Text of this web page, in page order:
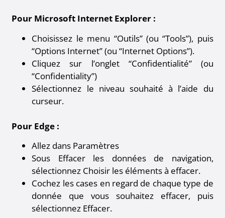
Pour Microsoft Internet Explorer :
Choisissez le menu “Outils” (ou “Tools”), puis
“Options Internet” (ou “Internet Options”).
Cliquez sur l’onglet “Confidentialité” (ou
“Confidentiality”)
Sélectionnez le niveau souhaité à l’aide du
curseur.
Pour Edge :
Allez dans Paramètres
Sous Effacer les données de navigation,
sélectionnez Choisir les éléments à effacer.
Cochez les cases en regard de chaque type de
donnée que vous souhaitez effacer, puis
sélectionnez Effacer.